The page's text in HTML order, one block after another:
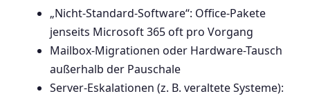
„Nicht-Standard-Software“: Office-Pakete
jenseits Microsoft 365 oft pro Vorgang
Mailbox-Migrationen oder Hardware-Tausch
außerhalb der Pauschale
Server-Eskalationen (z. B. veraltete Systeme):